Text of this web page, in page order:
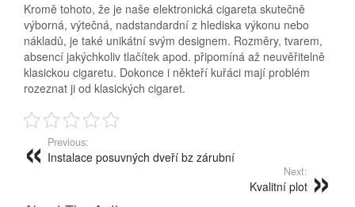
Kromě tohoto, že je naše elektronická cigareta skutečně
výborná, výtečná, nadstandardní z hlediska výkonu nebo
nákladů, je také unikátní svým designem. Rozměry, tvarem,
absencí jakýchkoliv tlačítek apod. připomíná až neuvěřitelně
klasickou cigaretu. Dokonce i někteří kuřáci mají problém
rozeznat ji od klasických cigaret.
Previous:
Instalace posuvných dveří bz zárubní
Next:
Kvalitní plot